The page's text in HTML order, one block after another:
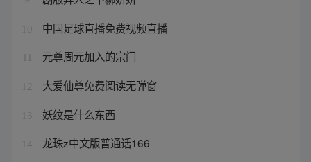
10 中国足球直播免费视频直播
元尊周元加入的宗门
12 大爱仙尊免费阅读无弹窗
13 妖纹是什么东西
14 龙珠z中文版普通话166